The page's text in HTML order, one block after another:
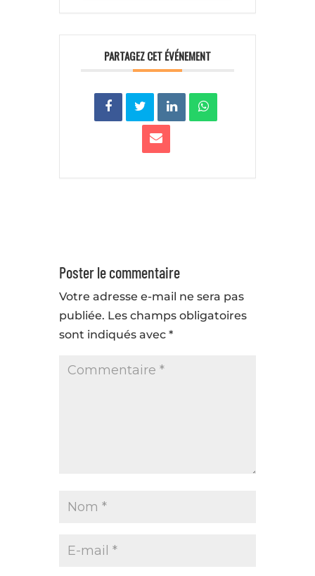
PARTAGEZ CET ÉVÉNEMENT
Poster le commentaire
Votre adresse e-mail ne sera pas
publiée. Les champs obligatoires
sont indiqués avec *